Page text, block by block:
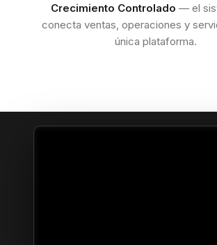
Crecimiento Controlado — el
conecta ventas, operaciones y
única plataforma.